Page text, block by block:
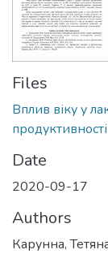
Files
Вплив віку у
Date
2020-09-17
Authors
Карунна,